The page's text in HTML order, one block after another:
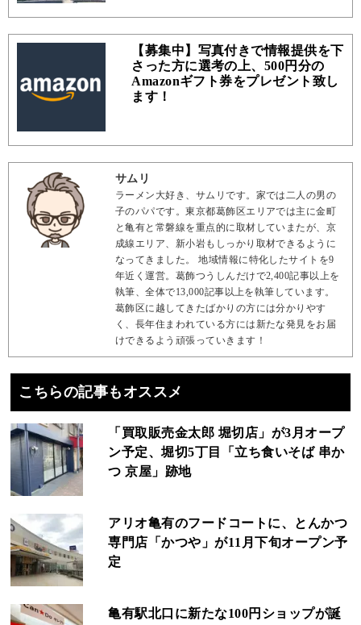
【募集中】写真付きで情報提供を下
さった方に選考の上、500円分の
Amazonギフト券をプレゼント致し
ます！
サムリ
ラーメン大好き、サムリです。家では二人の男の
子のパパです。東京都葛飾区エリアでは主に金町
と亀有と常磐線を重点的に取材していまたが、京
成線エリア、新小岩もしっかり取材できるように
なってきました。 地域情報に特化したサイトを9
年近く運営。葛飾つうしんだけで2,400記事以上を
執筆、全体で13,000記事以上を執筆しています。
葛飾区に越してきたばかりの方には分かりやす
く、長年住まわれている方には新たな発見をお届
けできるよう頑張っていきます！
こちらの記事もオススメ
「買取販売金太郎 堀切店」が3月オープ
ン予定、堀切5丁目「立ち食いそば 串か
つ 京屋」跡地
アリオ亀有のフードコートに、とんかつ
専門店「かつや」が11月下旬オープン予
定
亀有駅北口に新たな100円ショップが誕